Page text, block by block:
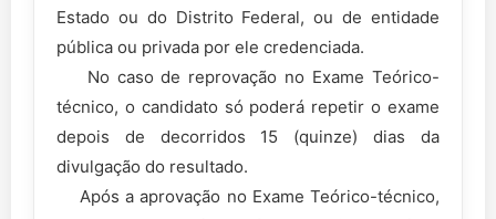
Estado ou do Distrito Federal, ou de entidade
pública ou privada por ele credenciada.
No caso de reprovação no Exame Teórico-
técnico, o candidato só poderá repetir o exame
depois de decorridos 15 (quinze) dias da
divulgação do resultado.
Após a aprovação no Exame Teórico-técnico,